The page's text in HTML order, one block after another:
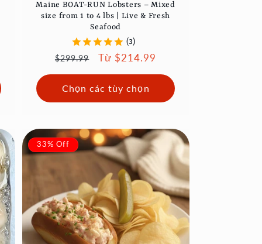
Maine BOAT-RUN Lobsters – Mixed
size from 1 to 4 lbs | Live & Fresh
Seafood
(3)
Giá
thường
$299.99
Giá
đãi
Từ $214.99
Chọn các tùy chọn
33% Off